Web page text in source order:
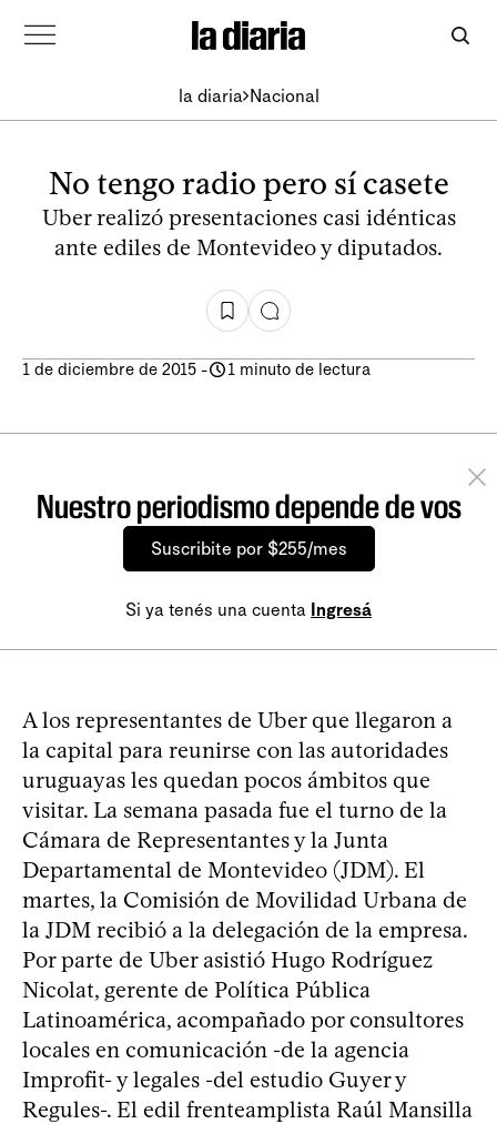
la diaria Nacional
No tengo radio pero sí casete
Uber realizó presentaciones casi idénticas
ante ediles de Montevideo y diputados.
1 de diciembre de 2015 - 1 minuto de lectura
Nuestro periodismo depende de vos
Suscribite por $255/mes
Si ya tenés una cuenta Ingresá
A los representantes de Uber que llegaron a
la capital para reunirse con las autoridades
uruguayas les quedan pocos ámbitos que
visitar. La semana pasada fue el turno de la
Cámara de Representantes y la Junta
Departamental de Montevideo (JDM). El
martes, la Comisión de Movilidad Urbana de
la JDM recibió a la delegación de la empresa.
Por parte de Uber asistió Hugo Rodríguez
Nicolat, gerente de Política Pública
Latinoamérica, acompañado por consultores
locales en comunicación -de la agencia
Improfit- y legales -del estudio Guyer y
Regules-. El edil frenteamplista Raúl Mansilla